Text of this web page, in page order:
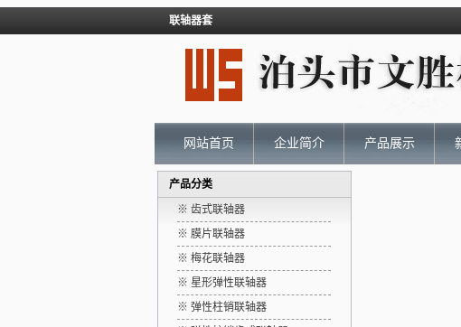
联轴器套
网站首页 企业简介 产品展示
产品分类
※ 齿式联轴器
※ 膜片联轴器
※ 梅花联轴器
※ 星形弹性联轴器
※ 弹性柱销联轴器